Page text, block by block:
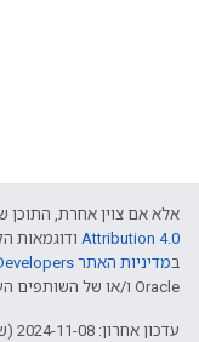
אלא אם צוין אחרת, התוכן
Attribution 4.0 ודוגמאות
במדיניות האתר Google Developers‏
Oracle ו/או של השותפים העצמאיים שלה.
עדכון אחרון: 2024-11-08 (שעון UTC).